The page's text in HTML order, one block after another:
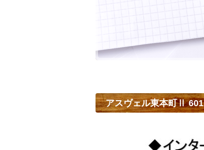
アスヴェル東本町Ⅱ 601